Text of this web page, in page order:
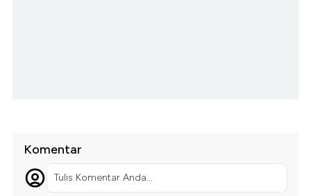
Komentar
Tulis Komentar Anda...